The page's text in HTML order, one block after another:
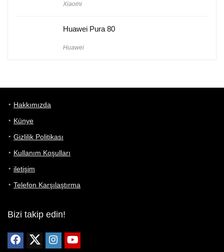
Xiaomi
Huawei Pura 80
Huawei
Hakkımızda
Künye
Gizlilik Politikası
Kullanım Koşulları
iletişim
Telefon Karşılaştırma
Bizi takip edin!